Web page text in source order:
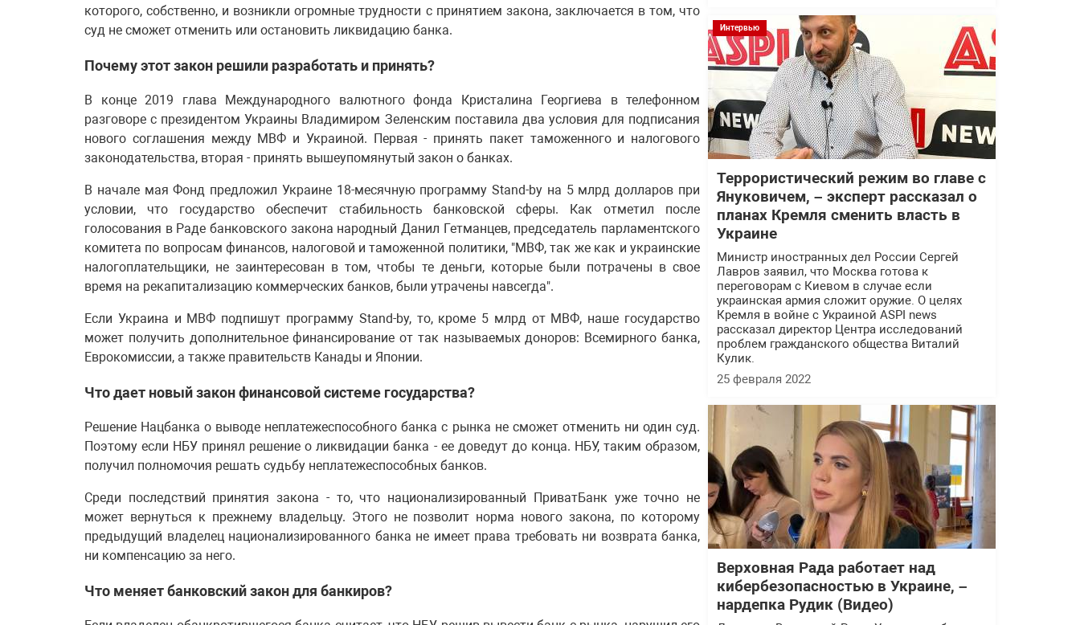
которого, собственно, и возникли огромные трудности с принятием закона, заключается в том, что
суд не сможет отменить или остановить ликвидацию банка.
Почему этот закон решили разработать и принять?
В конце 2019 глава Международного валютного фонда Кристалина Георгиева в телефонном
разговоре с президентом Украины Владимиром Зеленским поставила два условия для подписания
нового соглашения между МВФ и Украиной. Первая - принять пакет таможенного и налогового
законодательства, вторая - принять вышеупомянутый закон о банках.
В начале мая Фонд предложил Украине 18-месячную программу Stand-by на 5 млрд долларов при
условии, что государство обеспечит стабильность банковской сферы. Как отметил после
голосования в Раде банковского закона народный Данил Гетманцев, председатель парламентского
комитета по вопросам финансов, налоговой и таможенной политики, "МВФ, так же как и украинские
налогоплательщики, не заинтересован в том, чтобы те деньги, которые были потрачены в свое
время на рекапитализацию коммерческих банков, были утрачены навсегда".
Если Украина и МВФ подпишут программу Stand-by, то, кроме 5 млрд от МВФ, наше государство
может получить дополнительное финансирование от так называемых доноров: Всемирного банка,
Еврокомиссии, а также правительств Канады и Японии.
Что дает новый закон финансовой системе государства?
Решение Нацбанка о выводе неплатежеспособного банка с рынка не сможет отменить ни один суд.
Поэтому если НБУ принял решение о ликвидации банка - ее доведут до конца. НБУ, таким образом,
получил полномочия решать судьбу неплатежеспособных банков.
Среди последствий принятия закона - то, что национализированный ПриватБанк уже точно не
может вернуться к прежнему владельцу. Этого не позволит норма нового закона, по которому
предыдущий владелец национализированного банка не имеет права требовать ни возврата банка,
ни компенсацию за него.
Что меняет банковский закон для банкиров?
Интервью
Террористический режим во главе с
Януковичем, – эксперт рассказал о
планах Кремля сменить власть в
Украине
Министр иностранных дел России Сергей
Лавров заявил, что Москва готова к
переговорам с Киевом в случае если
украинская армия сложит оружие. О целях
Кремля в войне с Украиной ASPI news
рассказал директор Центра исследований
проблем гражданского общества Виталий
Кулик.
25 февраля 2022
Верховная Рада работает над
кибербезопасностью в Украине, –
нардепка Рудик (Видео)